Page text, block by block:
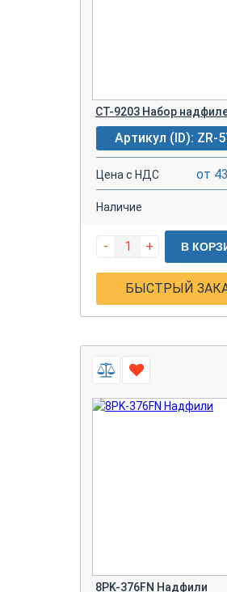
CT-9203 Набор
Артикул (ID): ZR-
Цена с НДС от
Наличие
- + В
БЫСТРЫЙ
8PK-376FN Надфили